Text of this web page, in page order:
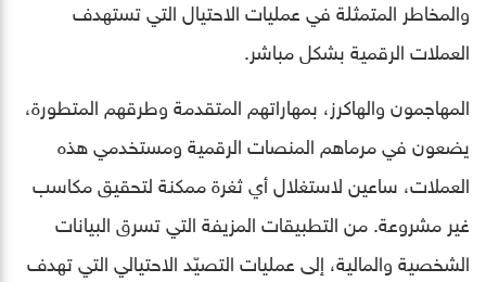
والمخاطر المتمثلة في عمليات الاحتيال التي تستهدف
العملات الرقمية بشكل مباشر.
المهاجمون والهاكرز، بمهاراتهم المتقدمة وطرقهم المتطورة،
يضعون في مرماهم المنصات الرقمية ومستخدمي هذه
العملات، ساعين لاستغلال أي ثغرة ممكنة لتحقيق مكاسب
غير مشروعة. من التطبيقات المزيفة التي تسرق البيانات
الشخصية والمالية، إلى عمليات التصيّد الاحتيالي التي تهدف